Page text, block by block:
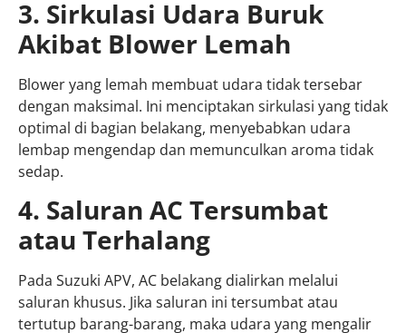
3. Sirkulasi Udara Buruk
Akibat Blower Lemah
Blower yang lemah membuat udara tidak tersebar
dengan maksimal. Ini menciptakan sirkulasi yang tidak
optimal di bagian belakang, menyebabkan udara
lembap mengendap dan memunculkan aroma tidak
sedap.
4. Saluran AC Tersumbat
atau Terhalang
Pada Suzuki APV, AC belakang dialirkan melalui
saluran khusus. Jika saluran ini tersumbat atau
tertutup barang-barang, maka udara yang mengalir